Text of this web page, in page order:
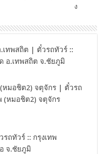
ง
ทพสถิต | ตั๋วรถทัวร์ ::
อ.เทพสถิต จ.ชัยภูมิ
หมอชิต2) จตุจักร | ตั๋วรถ
(หมอชิต2) จตุจักร
ถทัวร์ :: กรุงเทพ
จ.ชัยภูมิ